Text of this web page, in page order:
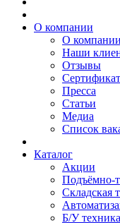
О компании
О компании
Наши
Отзывы
Пресса
Статьи
Медиа
Список
Каталог
Акции
Подъёмно-
Складская
Б/У техника